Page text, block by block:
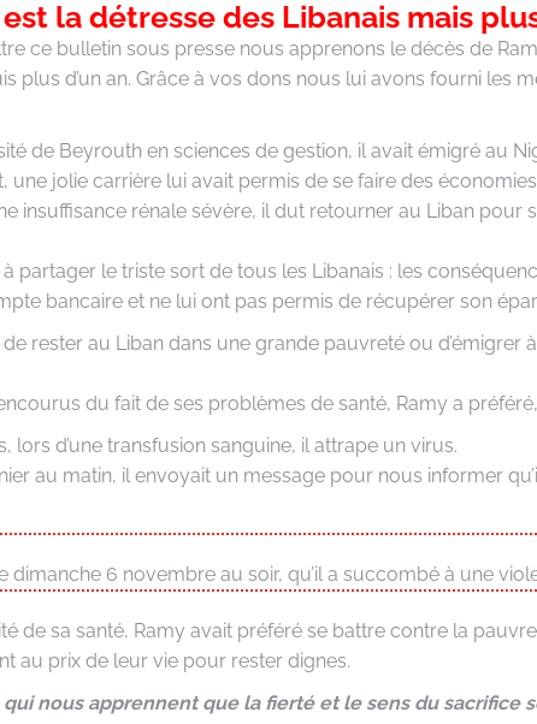
la détresse des Libanais mais
ce bulletin sous presse nous apprenons le décès de
plus d’un an. Grâce à vos dons nous lui avons fourni les
de Beyrouth en sciences de gestion, il avait émigré au
une jolie carrière lui avait permis de se faire des
insuffisance rénale sévère, il dut retourner au Liban
à partager le triste sort de tous les Libanais : les
bancaire et ne lui ont pas permis de récupérer son
rester au Liban dans une grande pauvreté ou
du fait de ses problèmes de santé, Ramy a
lors d’une transfusion sanguine, il attrape un virus.
au matin, il envoyait un message pour nous informer
dimanche 6 novembre au soir, qu’il a succombé à une
de sa santé, Ramy avait préféré se battre contre la
au prix de leur vie pour rester dignes.
nous apprennent que la fierté et le sens du sacrifice